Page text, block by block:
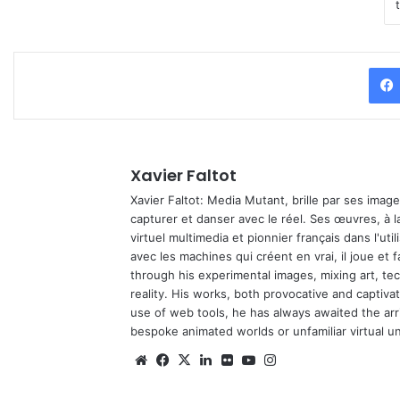
Xavier Faltot
Xavier Faltot: Media Mutant, brille par ses
capturer et danser avec le réel. Ses œuvres, à
virtuel multimedia et pionnier français dans
avec les machines qui créent en vrai, il joue et
through his experimental images, mixing art,
reality. His works, both provocative and
use of web tools, he has always awaited the
bespoke animated worlds or unfamiliar virtual
We Fa
X
Lin Fli Yo